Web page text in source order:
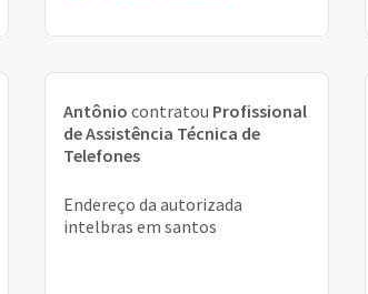
Antônio contratou Profissional
de Assistência Técnica de
Telefones
Endereço da autorizada
intelbras em santos